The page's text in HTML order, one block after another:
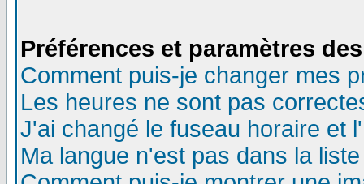
Préférences et paramètres
Comment puis-je changer mes
Les heures ne sont pas
J'ai changé le fuseau horaire et
Ma langue n'est pas dans la